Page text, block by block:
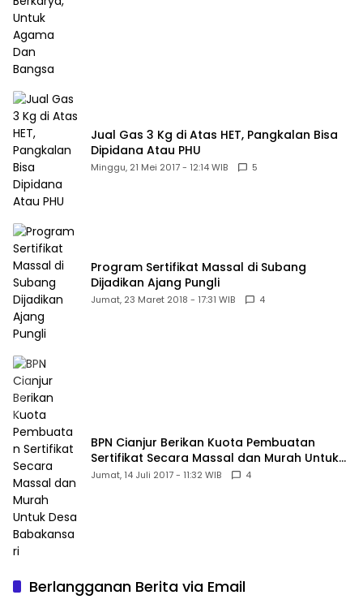
Jual Gas 3 Kg di Atas HET, Pangkalan Bisa
Dipidana Atau PHU
Minggu, 21 Mei 2017 - 12:14 WIB 5
Program Sertifikat Massal di Subang
Dijadikan Ajang Pungli
Jumat, 23 Maret 2018 - 17:31 WIB 4
BPN Cianjur Berikan Kuota Pembuatan
Sertifikat Secara Massal dan Murah Untuk
Desa Babakansari
Jumat, 14 Juli 2017 - 11:32 WIB 4
Berlangganan Berita via Email